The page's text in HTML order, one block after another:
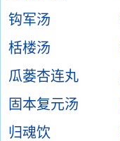
钩军汤
栝楼汤
瓜蒌杏连丸
固本复元汤
归魂饮